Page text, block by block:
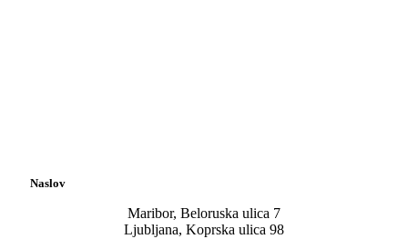
Naslov
Maribor, Beloruska ulica 7
Ljubljana, Koprska ulica 98